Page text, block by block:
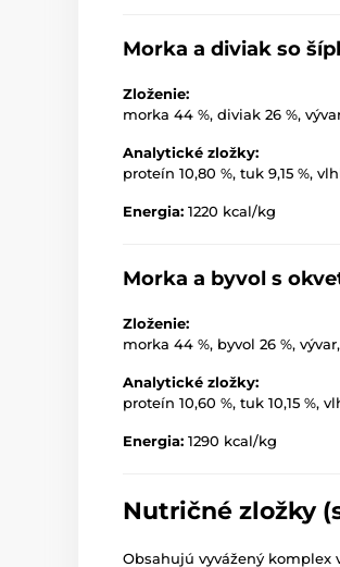
Morka a diviak so
Zloženie:
morka 44 %, diviak 26 %,
Analytické zložky:
proteín 10,80 %, tuk 9,15 %,
Energia: 1220 kcal/kg
Morka a byvol s
Zloženie:
morka 44 %, byvol 26 %,
Analytické zložky:
proteín 10,60 %, tuk 10,15 %,
Energia: 1290 kcal/kg
Nutričné zložky
Obsahujú vyvážený